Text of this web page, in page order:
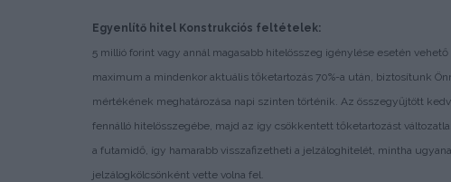
Egyenlítő hitel Konstrukciós feltételek:
5 millió forint vagy annál magasabb hitelösszeg igénylése esetén
maximum a mindenkor aktuális tőketartozás 70%-a után, biztosítunk
mértékének meghatározása napi szinten történik. Az összegyűjtött
fennálló hitelösszegébe, majd az így csökkentett tőketartozást
a futamidő, így hamarabb visszafizetheti a jelzáloghitelét, mintha
jelzálogkölcsönként vette volna fel.